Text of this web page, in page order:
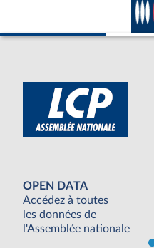
OPEN DATA
Accédez à toutes
les données de
l'Assemblée nationale